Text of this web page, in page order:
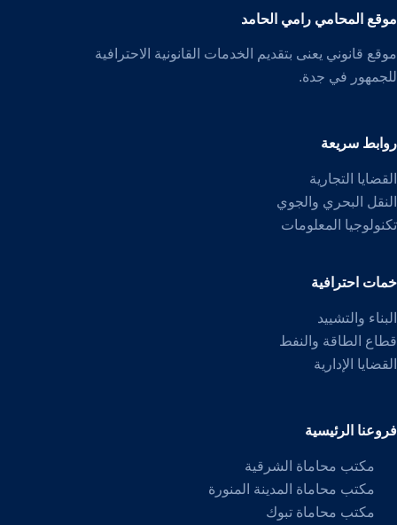
موقع المحامي رامي الحامد
موقع قانوني يعنى بتقديم الخدمات القانونية الاحترافية
للجمهور في جدة.
روابط سريعة
القضايا التجارية
النقل البحري والجوي
تكنولوجيا المعلومات
خمات احترافية
البناء والتشييد
قطاع الطاقة والنفط
القضايا الإدارية
فروعنا الرئيسية
مكتب محاماة الشرقية
مكتب محاماة المدينة المنورة
مكتب محاماة تبوك